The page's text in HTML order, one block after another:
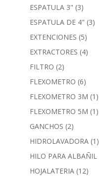
ESPATULA 3" (3)
ESPATULA DE 4" (3)
EXTENCIONES (5)
EXTRACTORES (4)
FILTRO (2)
FLEXOMETRO (6)
FLEXOMETRO 3M (1)
FLEXOMETRO 5M (1)
GANCHOS (2)
HIDROLAVADORA (1)
HILO PARA ALBAÑIL
HOJALATERIA (12)